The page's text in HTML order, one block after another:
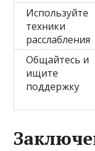
Используйте
техники
расслабления
Общайтесь и
ищите
поддержку